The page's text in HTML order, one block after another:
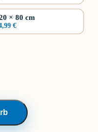
× 80 cm
€